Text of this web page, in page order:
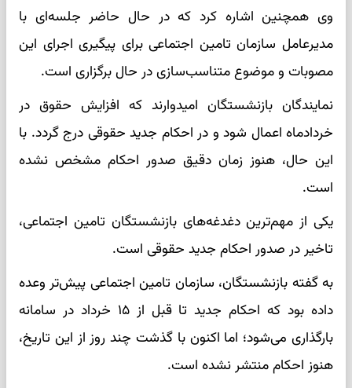
وی همچنین اشاره کرد که در حال حاضر جلسه‌ای با
مدیرعامل سازمان تامین اجتماعی برای پیگیری اجرای این
مصوبات و موضوع متناسب‌سازی در حال برگزاری است.
نمایندگان بازنشستگان امیدوارند که افزایش حقوق در
خردادماه اعمال شود و در احکام جدید حقوقی درج گردد. با
این حال، هنوز زمان دقیق صدور احکام مشخص نشده
است.
یکی از مهم‌ترین دغدغه‌های بازنشستگان تامین اجتماعی،
تاخیر در صدور احکام جدید حقوقی است.
به گفته بازنشستگان، سازمان تامین اجتماعی پیش‌تر وعده
داده بود که احکام جدید تا قبل از ۱۵ خرداد در سامانه
بارگذاری می‌شود؛ اما اکنون با گذشت چند روز از این تاریخ،
هنوز احکام منتشر نشده است.